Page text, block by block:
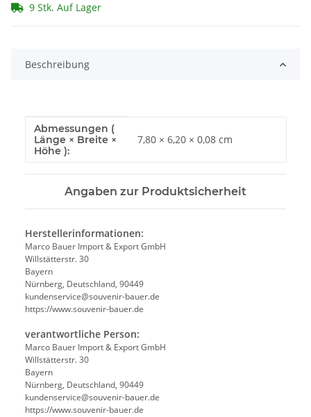
9 Stk. Auf Lager
Beschreibung
Produkteigenschaft
Wert
Abmessungen (
Länge × Breite ×
Höhe ):
7,80 × 6,20 × 0,08 cm
Angaben zur Produktsicherheit
Herstellerinformationen:
Marco Bauer Import & Export GmbH
Willstätterstr. 30
Bayern
Nürnberg, Deutschland, 90449
kundenservice@souvenir-bauer.de
https://www.souvenir-bauer.de
verantwortliche Person:
Marco Bauer Import & Export GmbH
Willstätterstr. 30
Bayern
Nürnberg, Deutschland, 90449
kundenservice@souvenir-bauer.de
https://www.souvenir-bauer.de